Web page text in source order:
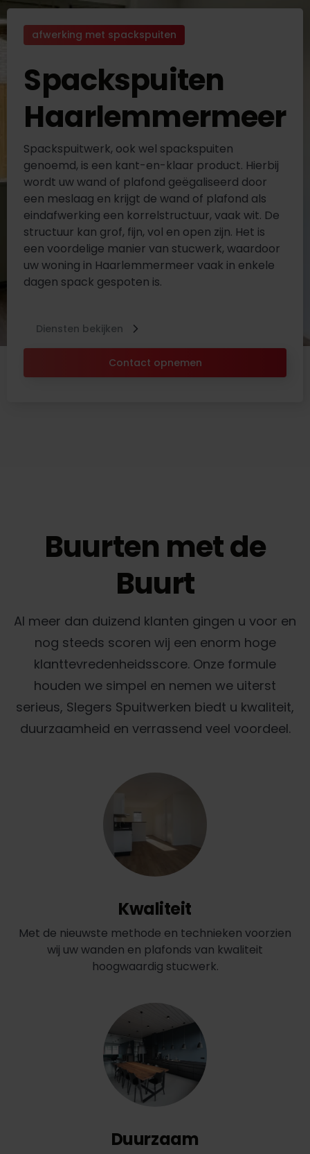
afwerking met spackspuiten
Spackspuiten
Haarlemmermeer
Spackspuitwerk, ook wel spackspuiten
genoemd, is een kant-en-klaar product. Hierbij
wordt uw wand of plafond geëgaliseerd door
een meslaag en krijgt de wand of plafond als
eindafwerking een korrelstructuur, vaak wit. De
structuur kan grof, fijn, vol en open zijn. Het is
een voordelige manier van stucwerk, waardoor
uw woning in Haarlemmermeer vaak in enkele
dagen spack gespoten is.
Contact opnemen
Diensten bekijken
Buurten met de
Buurt
Al meer dan duizend klanten gingen u voor en
nog steeds scoren wij een enorm hoge
klanttevredenheidsscore. Onze formule
houden we simpel en nemen we uiterst
serieus, Slegers Spuitwerken biedt u kwaliteit,
duurzaamheid en verrassend veel voordeel.
Kwaliteit
Met de nieuwste methode en technieken voorzien
wij uw wanden en plafonds van kwaliteit
hoogwaardig stucwerk.
Duurzaam